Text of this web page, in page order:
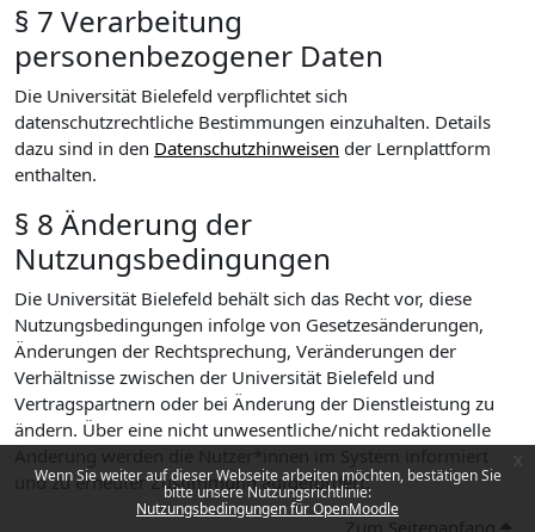
Wenn Sie weiter auf dieser Webseite arbeiten möchten, bestätigen Sie
bitte unsere Nutzungsrichtlinie:
Nutzungsbedingungen für OpenMoodle
§ 7 Verarbeitung
personenbezogener Daten
Die Universität Bielefeld verpflichtet sich
datenschutzrechtliche Bestimmungen einzuhalten. Details
dazu sind in den Datenschutzhinweisen der Lernplattform
enthalten.
§ 8 Änderung der
Nutzungsbedingungen
Die Universität Bielefeld behält sich das Recht vor, diese
Nutzungsbedingungen infolge von Gesetzesänderungen,
Änderungen der Rechtsprechung, Veränderungen der
Verhältnisse zwischen der Universität Bielefeld und
Vertragspartnern oder bei Änderung der Dienstleistung zu
ändern. Über eine nicht unwesentliche/nicht redaktionelle
und zu erneuter Zustimmung aufgefordert.
Zum Seitenanfang